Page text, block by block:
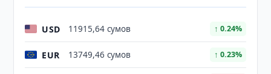
USD 11915,64 сумов ↑ 0.24%
EUR 13749,46 сумов ↑ 0.23%